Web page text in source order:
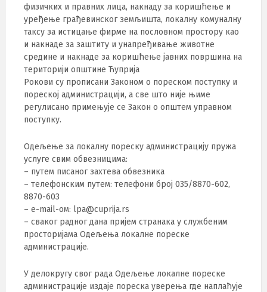
физичких и правних лица, накнаду за коришћење и
уређење грађевинског земљишта, локалну комуналну
таксу за истицање фирме на пословном простору као
и накнаде за заштиту и унапређивање животне
средине и накнаде за коришћење јавних површина на
територији општине Ћуприја
Рокови су прописани Законом о пореском поступку и
пореској администрацији, а све што није њиме
регулисано примењује се Закон о општем управном
поступку.
Одељење за локалну пореску администрацију пружа
услуге свим обвезницима:
– путем писаног захтева обвезника
– телефонским путем: телефони број 035/8870-602,
8870-603
– e-mail-ом: lpa@cuprija.rs
– сваког радног дана пријем странака у службеним
просторијама Одељења локалне пореске
администрације.
У делокругу свог рада Одељење локалне пореске
администрације издаје пореска уверења где наплаћује